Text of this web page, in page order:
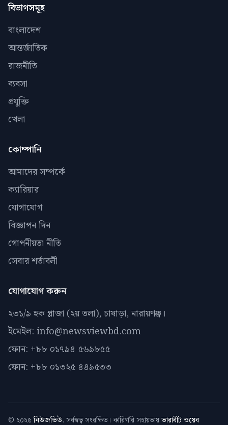
বিভাগসমূহ
বাংলাদেশ
আন্তর্জাতিক
রাজনীতি
ব্যবসা
প্রযুক্তি
খেলা
কোম্পানি
আমাদের সম্পর্কে
ক্যারিয়ার
যোগাযোগ
বিজ্ঞাপন দিন
গোপনীয়তা নীতি
সেবার শর্তাবলী
যোগাযোগ করুন
২৩১/৯ হক প্লাজা (২য় তলা), চাষাড়া, নারায়ণঞ্জ।
ইমেইল: info@newsviewbd.com
ফোন: +৮৮ ০১৭৯৪ ৫৬৯৮৫৫
ফোন: +৮৮ ০১৩২৫ ৪৪৯৫৩৩
© ২০২৫ নিউজভিউ. সর্বস্বত্ব সংরক্ষিত। কারিগরি সহায়তায়ভারাবীট ওয়েব